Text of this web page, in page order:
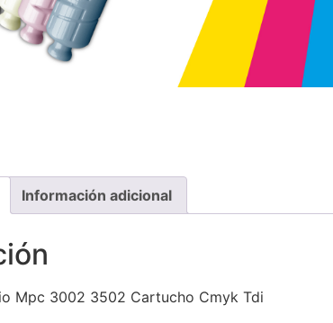
Información adicional
Mpc 3002 3502 Cartucho Cmyk Tdi